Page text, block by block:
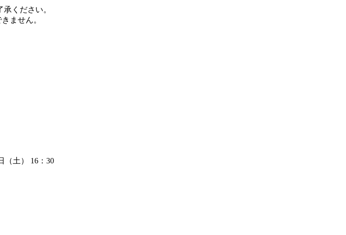
ください。
ません。
（土） 16：30